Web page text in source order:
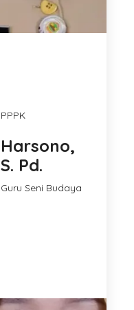
PPPK
Harsono,
S. Pd.
Guru Seni Budaya